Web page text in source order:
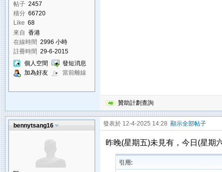
帖子 2457
積分 66720
Like 68
來自 香港
在線時間 2996 小時
註冊時間 29-6-2015
個人空間
發短消息
加為好友
當前離線
贊助計劃查詢
bennytsang16 發表於 12-4-2025 14:28 顯示全部帖子
昨晚(星期五)未見有，今日(星期
引用: